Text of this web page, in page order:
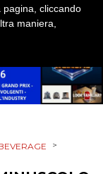
>
cliccando
maniera,